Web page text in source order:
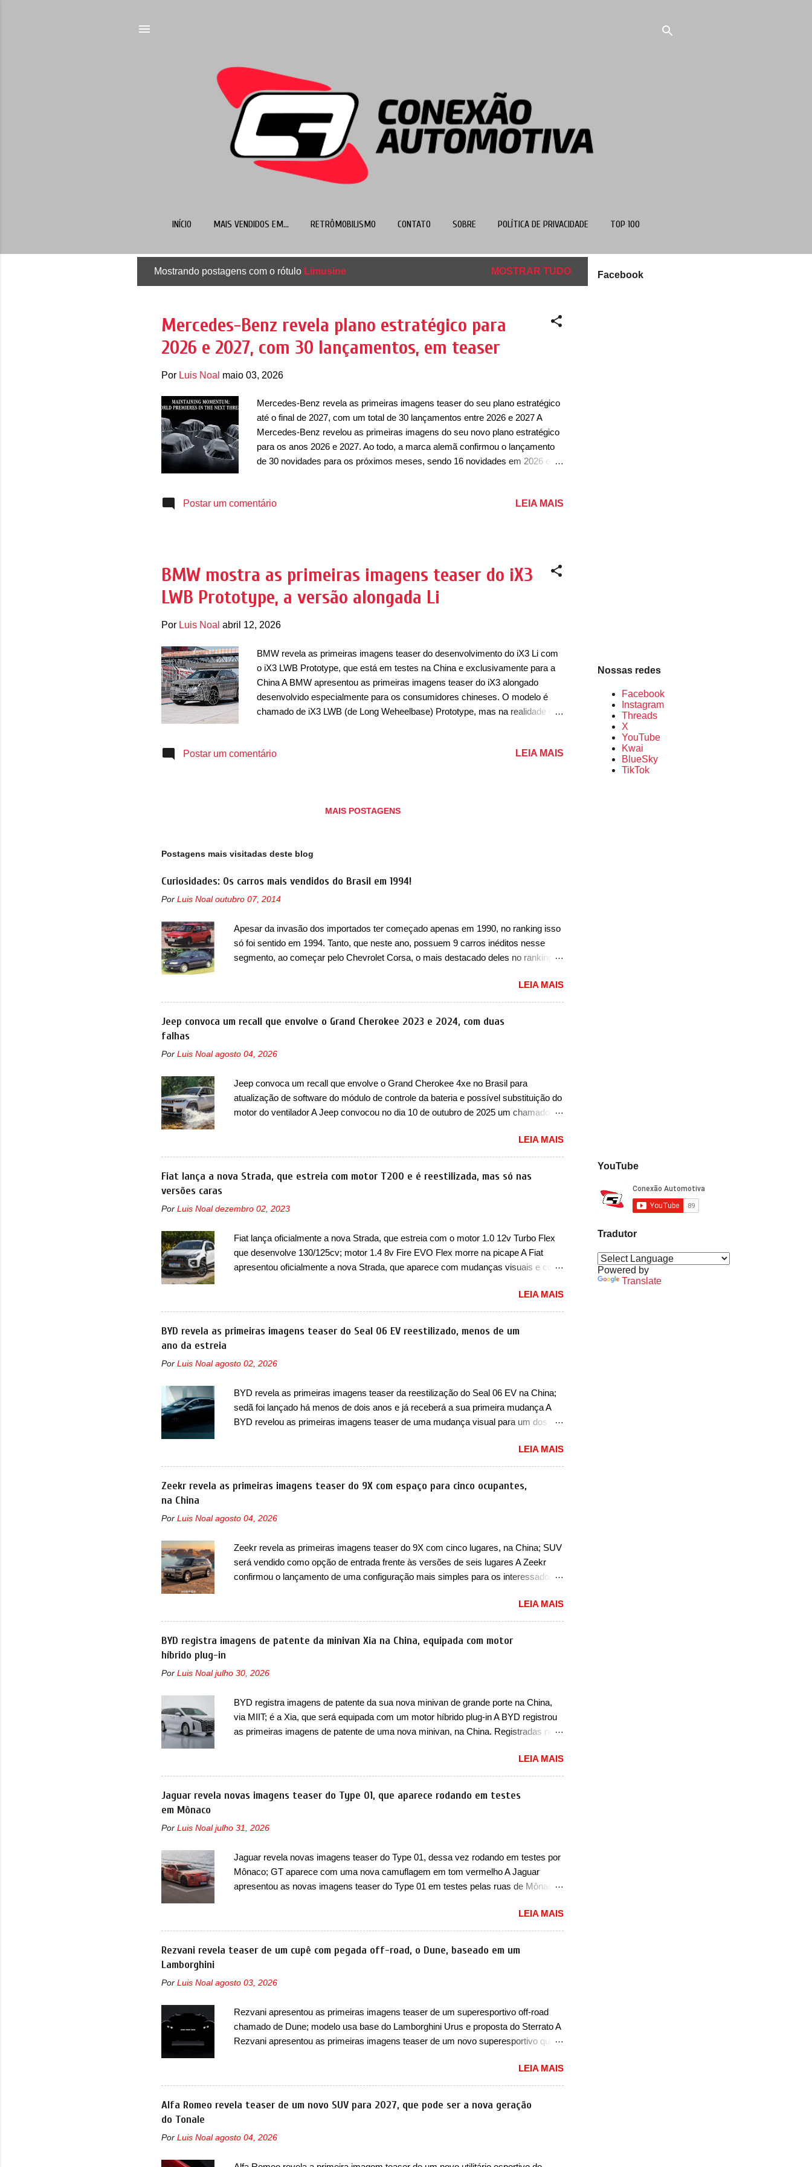
INÍCIO MAIS VENDIDOS EM... RETRÔMOBILISMO CONTATO SOBRE POLÍTICA DE PRIVACIDADE TOP 100
Facebook
Nossas redes
Facebook
Instagram
Threads
X
YouTube
Kwai
BlueSky
TikTok
YouTube
Tradutor
Powered by
Translate
Mostrando postagens com o rótulo Limusine MOSTRAR TUDO
Mercedes-Benz revela plano estratégico para
2026 e 2027, com 30 lançamentos, em teaser
Por Luis Noal maio 03, 2026
Mercedes-Benz revela as primeiras imagens teaser do seu plano estratégico
até o final de 2027, com um total de 30 lançamentos entre 2026 e 2027 A
Mercedes-Benz revelou as primeiras imagens do seu novo plano estratégico
para os anos 2026 e 2027. Ao todo, a marca alemã confirmou o lançamento
de 30 novidades para os próximos meses, sendo 16 novidades em 2026 e
reestilizado e do Classe S Maybach renovado. Dentro da linha AMG, virão
marca da estrela de três pontas também confirmou a chegada de um Classe
G Cabrio, que já foi confirmado ainda em 2025. Outra novidade ...
Postar um comentário LEIA MAIS
BMW mostra as primeiras imagens teaser do iX3
LWB Prototype, a versão alongada Li
Por Luis Noal abril 12, 2026
BMW revela as primeiras imagens teaser do desenvolvimento do iX3 Li com
o iX3 LWB Prototype, que está em testes na China e exclusivamente para a
China A BMW apresentou as primeiras imagens teaser do iX3 alongado
desenvolvido especialmente para os consumidores chineses. O modelo é
chamado de iX3 LWB (de Long Weheelbase) Prototype, mas na realidade o
BMW para o Salão do Automóvel de Xangai de 2026, que acontece neste
grande passo em frente na estratégia de eletrificação, digitalização e
Postar um comentário LEIA MAIS
MAIS POSTAGENS
Postagens mais visitadas deste blog
Curiosidades: Os carros mais vendidos do Brasil em 1994!
Por Luis Noal outubro 07, 2014
Apesar da invasão dos importados ter começado apenas em 1990, no ranking isso
só foi sentido em 1994. Tanto, que neste ano, possuem 9 carros inéditos nesse
segmento, ao começar pelo Chevrolet Corsa, o mais destacado deles no ranking
lançamento da Chevrolet que assustou a concorrência. Nesse ano também era
lançada a nova geração do Volkswagen Gol que depois de 14 anos ganhava uma
nova geração feita do zero, apelidada de "Bolinha" por suas formas arredondadas.
Além do Gol, outro Volkswagen fazia sua estréia no mercado. Era o Pointer, versão
foi marcava pelos franceses, alemães, japoneses e coreanos que chegaram
nas vendas em 1994 foram o Renault R19 que vinha em 3 versões de carroceria,
sendo duas do hatch e o sedan, a famosa Kia Besta, o Vol...
LEIA MAIS
Jeep convoca um recall que envolve o Grand Cherokee 2023 e 2024, com duas
falhas
Por Luis Noal agosto 04, 2026
Jeep convoca um recall que envolve o Grand Cherokee 4xe no Brasil para
atualização de software do módulo de controle da bateria e possível substituição do
motor do ventilador A Jeep convocou no dia 10 de outubro de 2025 um chamado
com unidades de ano/modelo 2023 e 2024. A marca norte-americana diz que as
unidades afetadas precisam retornar a uma concessionária mais próxima para a
solução de dois problemas. O primeiro deles será uma atualização do software do
módulo de controle da bateria (AHCP e HCP). Para alguns veículos envolvidos,
ventilador HVAC (aquecimento, ventilação e ar-condicionado). A marca também
microprocessador do Módulo de Controle da Bateria (BPCM), que poderá causar a
perda de força motriz, requerendo a atualização do software do modulo de...
LEIA MAIS
Fiat lança a nova Strada, que estreia com motor T200 e é reestilizada, mas só nas
versões caras
Por Luis Noal dezembro 02, 2023
Fiat lança oficialmente a nova Strada, que estreia com o motor 1.0 12v Turbo Flex
que desenvolve 130/125cv; motor 1.4 8v Fire EVO Flex morre na picape A Fiat
apresentou oficialmente a nova Strada, que aparece com mudanças visuais e com
automático CVT no ano passado, a Fiat apresentou mudanças visuais e a estreia
do motor 1.0 12v Turbo Flex, conhecido como T200. Praticamente sem
concorrentes, a Fiat Strada soube ser mutável com avanços importantes que a
concorrência nunca conseguiu acompanhar e agora ela abre uma distância ainda
Fiat Strada é mais do que uma picape, é uma verdadeira revolução no mercado
topo do mercado brasileiro, algo que só a Strada fez. Mais do que isso: ela é a
prova viva que time que está ganhando se mexe sim. Ao longo da sua história,
ela...
LEIA MAIS
BYD revela as primeiras imagens teaser do Seal 06 EV reestilizado, menos de um
ano da estreia
Por Luis Noal agosto 02, 2026
BYD revela as primeiras imagens teaser da reestilização do Seal 06 EV na China;
sedã foi lançado há menos de dois anos e já receberá a sua primeira mudança A
BYD revelou as primeiras imagens teaser de uma mudança visual para um dos
Seal 06 EV, lançado no segundo semestre de 2025. Sim, há menos de um ano. O
modelo agora passará a ser vendido com mudanças visuais na dianteira e na
traseira, que vão atualizá-los para a identidade visual mais moderna da marca, mas
ainda sem motivos para que essa mudança já seja tão recente assim (o que não
percebe que o sedã contará com um novo para-choque na dianteira. Ele passa a
passando logo abaixo do logotipo e dos faróis. Ele ainda possui um espaço para a
placa novo abaixo do vinco e uma nova entrada de ar inferio...
LEIA MAIS
Zeekr revela as primeiras imagens teaser do 9X com espaço para cinco ocupantes,
na China
Por Luis Noal agosto 04, 2026
Zeekr revela as primeiras imagens teaser do 9X com cinco lugares, na China; SUV
será vendido como opção de entrada frente às versões de seis lugares A Zeekr
confirmou o lançamento de uma configuração mais simples para os interessados
opção de cinco lugares, que ficará posicionada abaixo da configuração de
lançamento do SUV, de seis lugares, dispostos em três filas de bancos (2+2+2).
Agora, o maior SUV da marca será vendido com uma configuração padrão, de
cinco lugares (2+3), que entrou em regime de pré-venda na China, indicando seu
interior com a nova configuração. A principal mudança fica por conta da segunda fila
três lugares. Ao mesmo tempo, o SUV possui um assento do meio que pode
reclinar e nele existe dois espaços de recarga por indução para smartphones...
LEIA MAIS
BYD registra imagens de patente da minivan Xia na China, equipada com motor
híbrido plug-in
Por Luis Noal julho 30, 2026
BYD registra imagens de patente da sua nova minivan de grande porte na China,
via MIIT; é a Xia, que será equipada com um motor híbrido plug-in A BYD registrou
as primeiras imagens de patente de uma nova minivan, na China. Registradas no
minivan que a marca chinesa apresentará aos consumidores chineses para além
da minivan conhecida como Song Max. Equipada com um motor híbrido plug-in
(PHEV), a nova minivan vai colocar a marca para concorrer com uma série de
outras minivans de porte similar, visto que por lá o segmento ainda continua
trazer uma dianteira com faróis retangulares e inclinados. Os faróis possuem
superior dos faróis. Essas luzes se conectam entre si por meio de uma barra em
LED que passa abaixo da barra prateada que aparece na parte sup...
LEIA MAIS
Jaguar revela novas imagens teaser do Type 01, que aparece rodando em testes
em Mônaco
Por Luis Noal julho 31, 2026
Jaguar revela novas imagens teaser do Type 01, dessa vez rodando em testes por
Mônaco; GT aparece com uma nova camuflagem em tom vermelho A Jaguar
apresentou as novas imagens teaser do Type 01 em testes pelas ruas de Mônaco.
Fórmula E, como apoio a equipe da Jaguar na competição. O elétrico aproveitou
para passar por uma série de localidades da cidade-estado como a Sainte-Dévote,
Praça do Cassino e La Rascasse. Para ir a Mônaco, a marca inglesa apresentou
uma nova camuflagem ao elétrico que representa uma interpretação artística com o
ainda continua acontecendo e a marca fala que, em relação ao I-Pace (primeiro
tecnologias comprovadas nas pistas pela equipe campeã mundial de carros
elétricos. A marca comentou que o novo carro elétrico da marca terá inversores ...
LEIA MAIS
Rezvani revela teaser de um cupê com pegada off-road, o Dune, baseado em um
Lamborghini
Por Luis Noal agosto 03, 2026
Rezvani apresentou as primeiras imagens teaser de um superesportivo off-road
chamado de Dune; modelo usa base do Lamborghini Urus e proposta do Sterrato A
Rezvani apresentou as primeiras imagens teaser de um novo superesportivo que
que terá uma proposta off-road assim como outros esportivos recentemente
tiveram, como o Porsche 911 Dakar e o... Lamborghini Huracán Sterrato. E o
modelo italiano tem grande parte no desenvolvimento do Dune. Baseado no
Huracán, o Dune nasce com uma proposta similar ao que a marca apresentou com
Rezvani. Junto com as imagens, a marca já confirmou que o Dune será um carro
LEIA MAIS
Alfa Romeo revela teaser de um novo SUV para 2027, que pode ser a nova geração
do Tonale
Por Luis Noal agosto 04, 2026